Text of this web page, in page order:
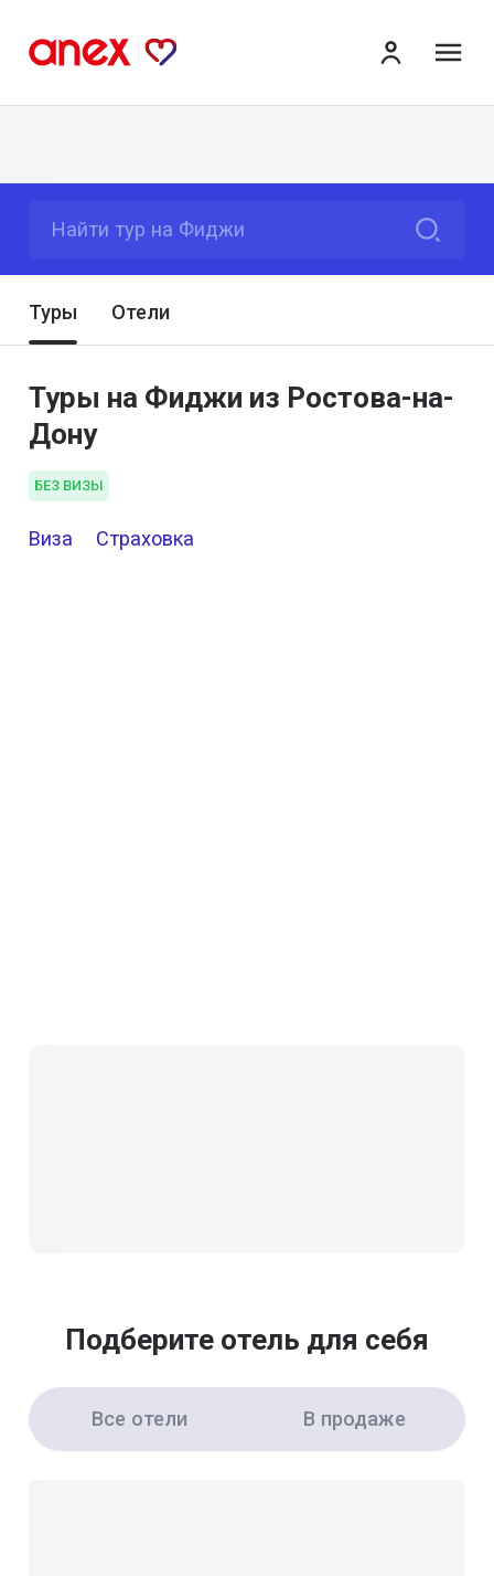
Найти тур на Фиджи
Туры Отели
Туры на Фиджи из Ростова-на-
Дону
БЕЗ ВИЗЫ
Виза Страховка
Подберите отель для себя
Все отели В продаже